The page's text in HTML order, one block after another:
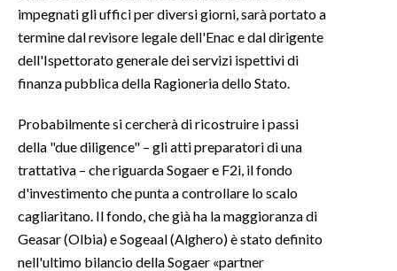
3 MINUTI CON
INSULARITÀ
ANNUNCI
NECROLOGI
PUBBLICITÀ
SPIAGGE
impegnati gli uffici per diversi giorni, sarà portato a
termine dal revisore legale dell'Enac e dal dirigente
dell'Ispettorato generale dei servizi ispettivi di
finanza pubblica della Ragioneria dello Stato.
Probabilmente si cercherà di ricostruire i passi
della "due diligence" – gli atti preparatori di una
trattativa – che riguarda Sogaer e F2i, il fondo
d'investimento che punta a controllare lo scalo
cagliaritano. Il fondo, che già ha la maggioranza di
Geasar (Olbia) e Sogeaal (Alghero) è stato definito
nell'ultimo bilancio della Sogaer «partner